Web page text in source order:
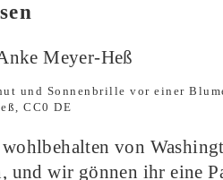
Meyer-Heß
CC0 DE
von
und wir gönnen ihr eine